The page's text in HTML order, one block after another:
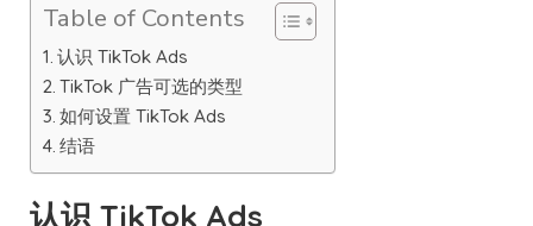
Table of Contents
认识 TikTok Ads
TikTok 广告可选的类型
如何设置 TikTok Ads
结语
认识 TikTok Ads